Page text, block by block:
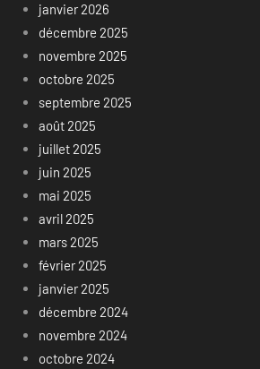
janvier 2026
décembre 2025
novembre 2025
octobre 2025
septembre 2025
août 2025
juillet 2025
juin 2025
mai 2025
avril 2025
mars 2025
février 2025
janvier 2025
décembre 2024
novembre 2024
octobre 2024